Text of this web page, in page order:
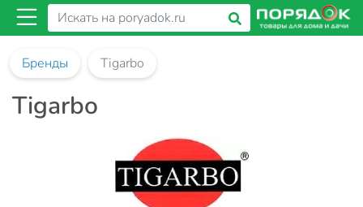
Бренды Tigarbo
Tigarbo